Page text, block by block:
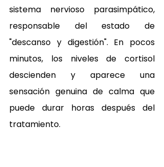
sistema nervioso parasimpático,
responsable del estado de
"descanso y digestión". En pocos
minutos, los niveles de cortisol
descienden y aparece una
sensación genuina de calma que
puede durar horas después del
tratamiento.